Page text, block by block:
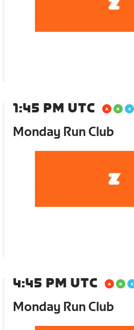
1:45 PM UTC
Monday Run Club
4:45 PM UTC
Monday Run Club